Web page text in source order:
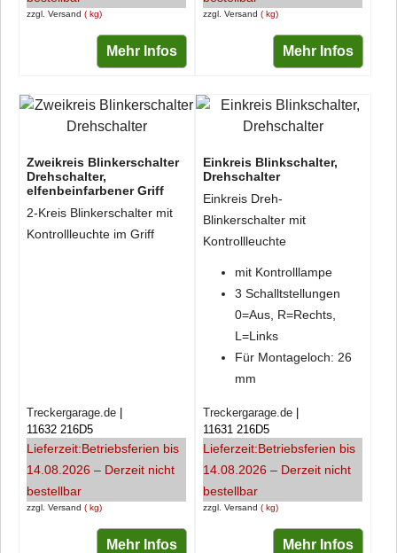
zzgl. Versand kg
Mehr Infos
zzgl. Versand kg
Mehr Infos
Zweikreis Blinkerschalter
Drehschalter,
elfenbeinfarbener Griff
2-Kreis Blinkerschalter mit
Kontrollleuchte im Griff
zzgl. Versand kg
Treckergarage.de
11632 216D5
Lieferzeit:Betriebsferien bis
14.08.2026 – Derzeit nicht
bestellbar
Mehr Infos
Einkreis Blinkschalter,
Drehschalter
Einkreis Dreh-
Blinkerschalter mit
Kontrollleuchte
mit Kontrolllampe
3 Schalltstellungen
0=Aus, R=Rechts,
L=Links
Für Montageloch: 26
mm
zzgl. Versand kg
Treckergarage.de
11631 216D5
Lieferzeit:Betriebsferien bis
14.08.2026 – Derzeit nicht
bestellbar
Mehr Infos